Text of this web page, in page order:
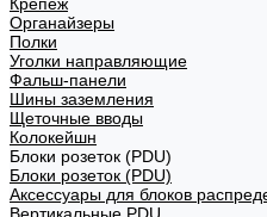
Органайзеры
Полки
Уголки направляющие
Фальш-панели
Шины заземления
Щеточные вводы
Колокейшн
Блоки розеток (PDU)
Блоки розеток (PDU)
Аксессуары для блоков